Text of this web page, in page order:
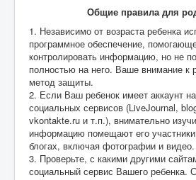
Общие правила для
1. Независимо от возраста ребенка
программное обеспечение,
контролировать информацию, но не
полностью на него. Ваше внимание к
метод защиты.
2. Если Ваш ребенок имеет аккаунт
социальных сервисов (LiveJournal,
vkontakte.ru и т.п.), внимательно
информацию помещают его
блогах, включая фотографии и видео.
3. Проверьте, с какими другими
социальный сервис Вашего ребенка.